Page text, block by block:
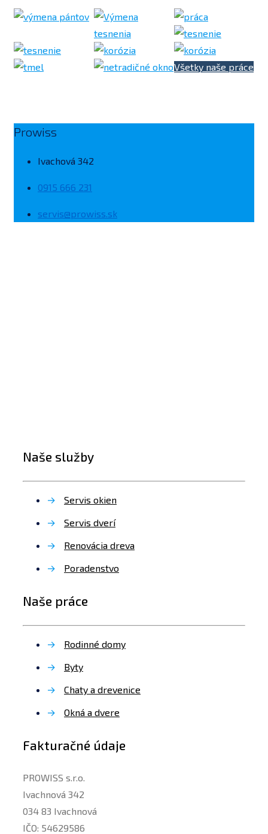
Všetky naše práce
Prowiss
Ivachová 342
0915 666 231
servis@prowiss.sk
Naše služby
→
Servis okien
→
Servis dverí
→
Renovácia dreva
→
Poradenstvo
Naše práce
→
Rodinné domy
→
Byty
→
Chaty a drevenice
→
Okná a dvere
Fakturačné údaje
PROWISS s.r.o.
Ivachnová 342
034 83 Ivachnová
IČO: 54629586